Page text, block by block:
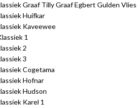
Graaf Tilly Graaf Egbert Gulden Vlies
Huifkar
Kaveewee
1
2
3
Cogetama
Hofnar
Hudson
Karel 1